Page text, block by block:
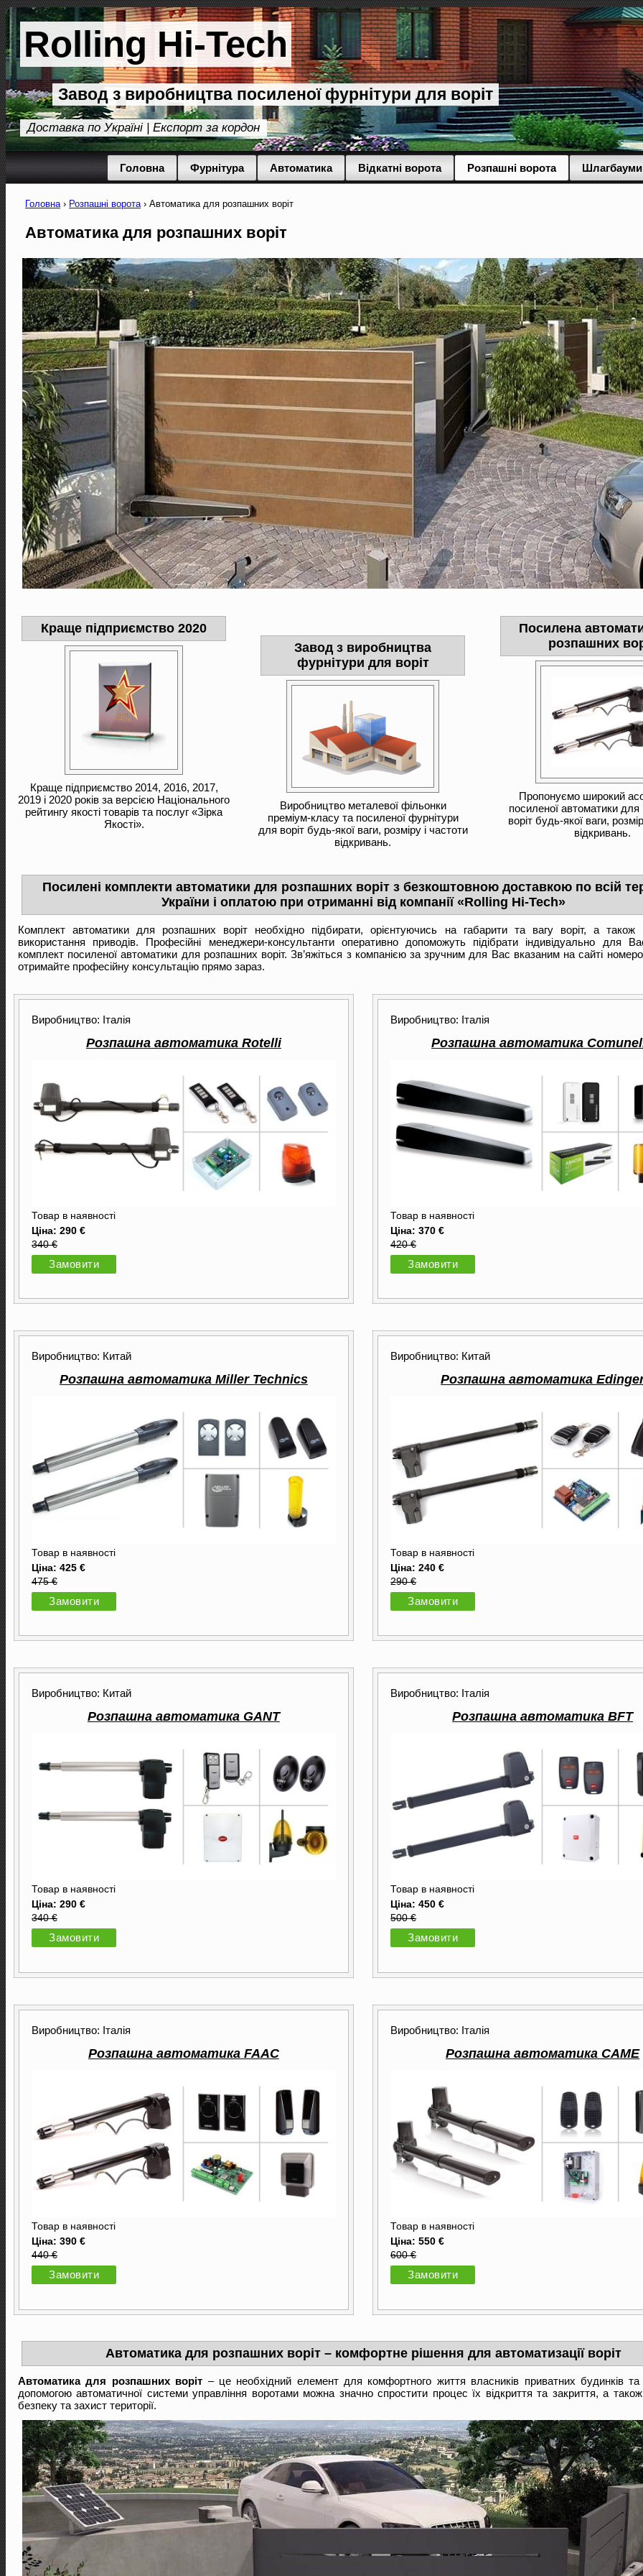
Rolling Hi-Tech
Завод з виробництва посиленої фурнітури для воріт
Доставка по Україні | Експорт за кордон
Головна Фурнітура Автоматика Відкатні ворота Розпашні ворота Шлагбауми
Головна › Розпашні ворота › Автоматика для розпашних воріт
Автоматика для розпашних воріт
Краще підприємство 2020
Краще підприємство 2014, 2016, 2017,
2019 і 2020 років за версією Національного
рейтингу якості товарів та послуг «Зірка
Якості».
Завод з виробництва
фурнітури для воріт
Виробництво металевої фільонки
преміум-класу та посиленої фурнітури
для воріт будь-якої ваги, розміру і частоти
відкривань.
Посилена
розпашних
Пропонуємо широкий
посиленої автоматики
воріт будь-якої ваги,
відкривань.
Посилені комплекти автоматики для розпашних воріт з безкоштовною доставкою по всій
України і оплатою при отриманні від компанії «Rolling Hi-Tech»
Комплект автоматики для розпашних воріт необхідно підбирати, орієнтуючись на габарити та вагу воріт, а також
використання приводів. Професійні менеджери-консультанти оперативно допоможуть підібрати індивідуально для
комплект посиленої автоматики для розпашних воріт. Зв’яжіться з компанією за зручним для Вас вказаним на сайті
отримайте професійну консультацію прямо зараз.
Виробництво: Італія
Розпашна автоматика Rotelli
Товар в наявності
Ціна: 290 €
340 €
Замовити
Виробництво: Італія
Розпашна автоматика
Товар в наявності
Ціна: 370 €
420 €
Замовити
Виробництво: Китай
Розпашна автоматика Miller Technics
Товар в наявності
Ціна: 425 €
475 €
Замовити
Виробництво: Китай
Розпашна автоматика
Товар в наявності
Ціна: 240 €
290 €
Замовити
Виробництво: Китай
Розпашна автоматика GANT
Товар в наявності
Ціна: 290 €
340 €
Замовити
Виробництво: Італія
Розпашна автоматика BFT
Товар в наявності
Ціна: 450 €
500 €
Замовити
Виробництво: Італія
Розпашна автоматика FAAC
Товар в наявності
Ціна: 390 €
440 €
Замовити
Виробництво: Італія
Розпашна автоматика CAME
Товар в наявності
Ціна: 550 €
600 €
Замовити
Автоматика для розпашних воріт – комфортне рішення для автоматизації воріт
Автоматика для розпашних воріт – це необхідний елемент для комфортного життя власників приватних будинків та
допомогою автоматичної системи управління воротами можна значно спростити процес їх відкриття та закриття, а
безпеку та захист території.